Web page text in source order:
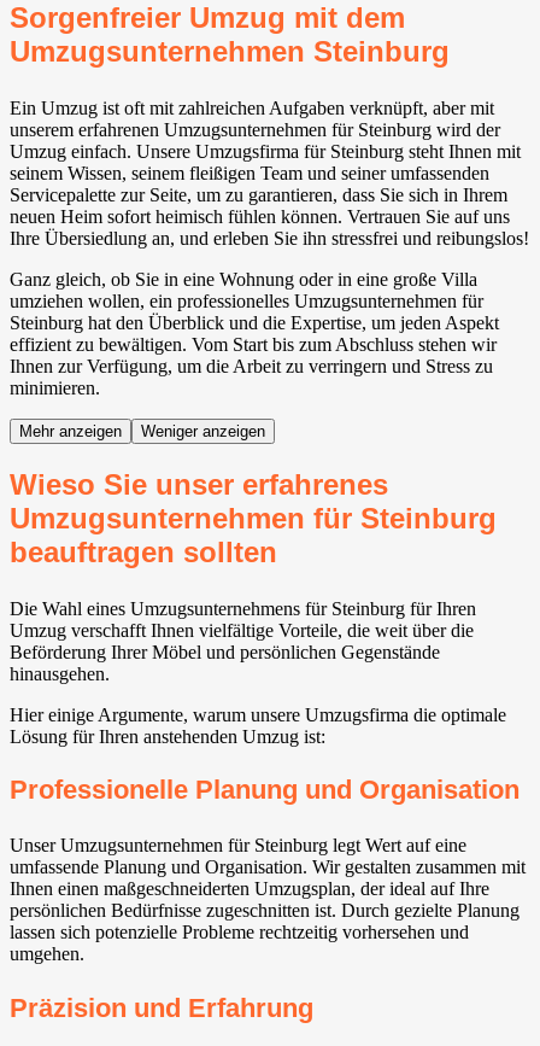
Sorgenfreier Umzug mit dem
Umzugsunternehmen Steinburg
Ein Umzug ist oft mit zahlreichen Aufgaben verknüpft, aber mit
unserem erfahrenen Umzugsunternehmen für Steinburg wird der
Umzug einfach. Unsere Umzugsfirma für Steinburg steht Ihnen mit
seinem Wissen, seinem fleißigen Team und seiner umfassenden
Servicepalette zur Seite, um zu garantieren, dass Sie sich in Ihrem
neuen Heim sofort heimisch fühlen können. Vertrauen Sie auf uns
Ihre Übersiedlung an, und erleben Sie ihn stressfrei und reibungslos!
Ganz gleich, ob Sie in eine Wohnung oder in eine große Villa
umziehen wollen, ein professionelles Umzugsunternehmen für
Steinburg hat den Überblick und die Expertise, um jeden Aspekt
effizient zu bewältigen. Vom Start bis zum Abschluss stehen wir
Ihnen zur Verfügung, um die Arbeit zu verringern und Stress zu
minimieren.
Mehr anzeigen Weniger anzeigen
Wieso Sie unser erfahrenes
Umzugsunternehmen für Steinburg
beauftragen sollten
Die Wahl eines Umzugsunternehmens für Steinburg für Ihren
Umzug verschafft Ihnen vielfältige Vorteile, die weit über die
Beförderung Ihrer Möbel und persönlichen Gegenstände
hinausgehen.
Hier einige Argumente, warum unsere Umzugsfirma die optimale
Lösung für Ihren anstehenden Umzug ist:
Professionelle Planung und Organisation
Unser Umzugsunternehmen für Steinburg legt Wert auf eine
umfassende Planung und Organisation. Wir gestalten zusammen mit
Ihnen einen maßgeschneiderten Umzugsplan, der ideal auf Ihre
persönlichen Bedürfnisse zugeschnitten ist. Durch gezielte Planung
lassen sich potenzielle Probleme rechtzeitig vorhersehen und
umgehen.
Präzision und Erfahrung